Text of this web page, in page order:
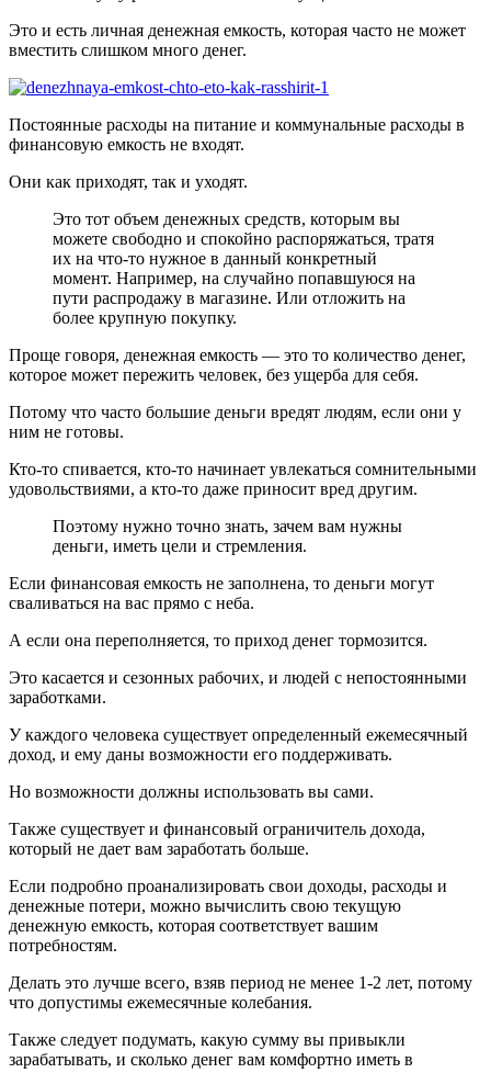
Это и есть личная денежная емкость, которая часто не может
вместить слишком много денег.
Постоянные расходы на питание и коммунальные расходы в
финансовую емкость не входят.
Они как приходят, так и уходят.
Это тот объем денежных средств, которым вы
можете свободно и спокойно распоряжаться, тратя
их на что-то нужное в данный конкретный
момент. Например, на случайно попавшуюся на
пути распродажу в магазине. Или отложить на
более крупную покупку.
Проще говоря, денежная емкость — это то количество денег,
которое может пережить человек, без ущерба для себя.
Потому что часто большие деньги вредят людям, если они у
ним не готовы.
Кто-то спивается, кто-то начинает увлекаться сомнительными
удовольствиями, а кто-то даже приносит вред другим.
Поэтому нужно точно знать, зачем вам нужны
деньги, иметь цели и стремления.
Если финансовая емкость не заполнена, то деньги могут
сваливаться на вас прямо с неба.
А если она переполняется, то приход денег тормозится.
Это касается и сезонных рабочих, и людей с непостоянными
заработками.
У каждого человека существует определенный ежемесячный
доход, и ему даны возможности его поддерживать.
Но возможности должны использовать вы сами.
Также существует и финансовый ограничитель дохода,
который не дает вам заработать больше.
Если подробно проанализировать свои доходы, расходы и
денежные потери, можно вычислить свою текущую
денежную емкость, которая соответствует вашим
потребностям.
Делать это лучше всего, взяв период не менее 1-2 лет, потому
что допустимы ежемесячные колебания.
Также следует подумать, какую сумму вы привыкли
зарабатывать, и сколько денег вам комфортно иметь в